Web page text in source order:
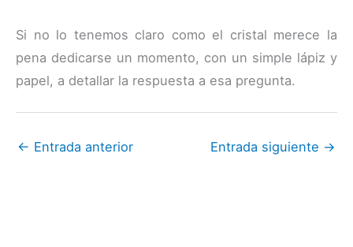
Si no lo tenemos claro como el cristal merece la
pena dedicarse un momento, con un simple lápiz y
papel, a detallar la respuesta a esa pregunta.
← Entrada anterior Entrada siguiente →